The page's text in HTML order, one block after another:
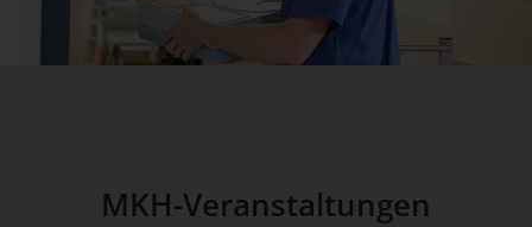
MKH-Veranstaltungen